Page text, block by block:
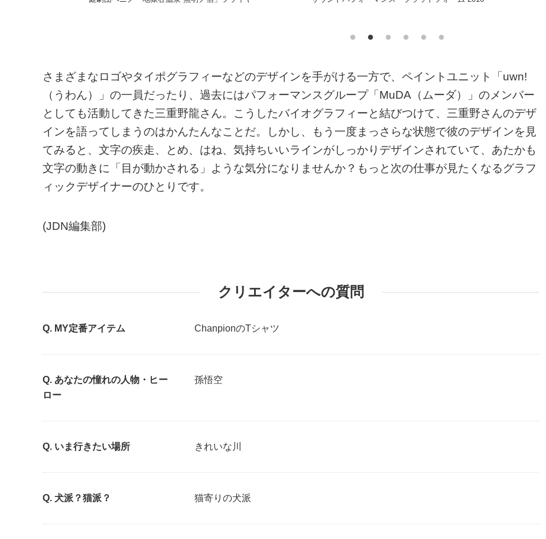
さまざまなロゴやタイポグラフィーなどのデザインを手がける一方で、ペイントユニット「uwn!
（うわん）」の一員だったり、過去にはパフォーマンスグループ「MuDA（ムーダ）」のメンバー
としても活動してきた三重野龍さん。こうしたバイオグラフィーと結びつけて、三重野さんのデザ
インを語ってしまうのはかんたんなことだ。しかし、もう一度まっさらな状態で彼のデザインを見
てみると、文字の疾走、とめ、はね、気持ちいいラインがしっかりデザインされていて、あたかも
文字の動きに「目が動かされる」ような気分になりませんか？もっと次の仕事が見たくなるグラフ
ィックデザイナーのひとりです。
(JDN編集部)
クリエイターへの質問
MY定番アイテム ChanpionのTシャツ
あなたの憧れの人物・ヒー
ロー
孫悟空
いま行きたい場所 きれいな川
犬派？猫派？ 猫寄りの犬派